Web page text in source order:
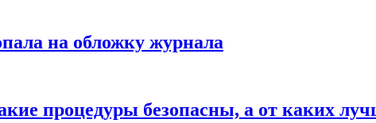
на обложку журнала
процедуры безопасны, а от каких